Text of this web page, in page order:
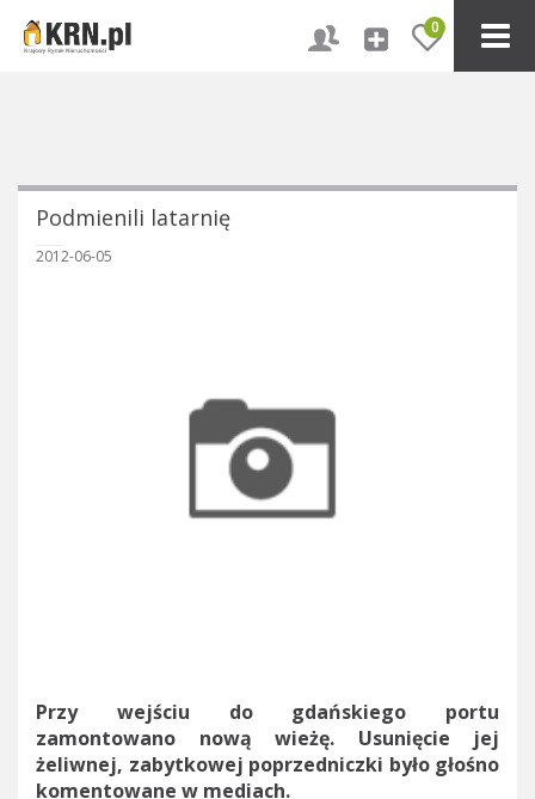
0
Podmienili latarnię
2012-06-05
Przy wejściu do gdańskiego portu
zamontowano nową wieżę. Usunięcie jej
żeliwnej, zabytkowej poprzedniczki było głośno
komentowane w mediach.